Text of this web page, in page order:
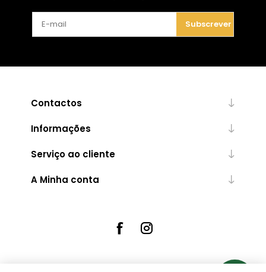
Subscrever
Contactos
Informações
Serviço ao cliente
A Minha conta